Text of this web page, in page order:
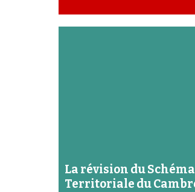
La révision du
Territoriale du